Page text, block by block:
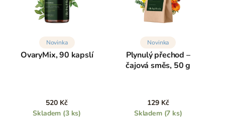
Novinka
OvaryMix, 90 kapslí
520 Kč
Skladem (3 ks)
Novinka
Plynulý přechod –
čajová směs, 50 g
129 Kč
Skladem (7 ks)